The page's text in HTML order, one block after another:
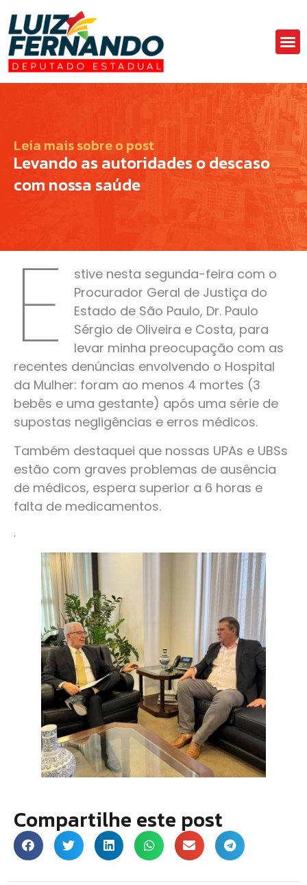
Leia mais sobre o post
Levando as autoridades o descaso
com nossa saúde
E
stive nesta segunda-feira com o
Procurador Geral de Justiça do
Estado de São Paulo, Dr. Paulo
Sérgio de Oliveira e Costa, para
levar minha preocupação com as
recentes denúncias envolvendo o Hospital
da Mulher: foram ao menos 4 mortes (3
bebês e uma gestante) após uma série de
supostas negligências e erros médicos.
Também destaquei que nossas UPAs e UBSs
estão com graves problemas de ausência
de médicos, espera superior a 6 horas e
falta de medicamentos.
.
Compartilhe este post